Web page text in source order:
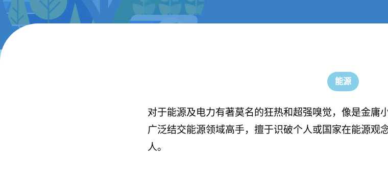
能源
对于能源及电力有著莫名的狂热和超强嗅觉，像是金庸
广泛结交能源领域高手，擅于识破个人或国家在能源观
人。